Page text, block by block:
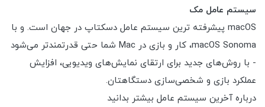
سیستم عامل مک
macOS پیشرفته ترین سیستم عامل دسکتاپ در جهان است. و با
macOS Sonoma، کار و بازی در Mac شما حتی قدرتمندتر می‌شود
- با روش‌های جدید برای ارتقای نمایش‌های ویدیویی، افزایش
عملکرد بازی و شخصی‌سازی دستگاهتان.
درباره آخرین سیستم عامل بیشتر بدانید